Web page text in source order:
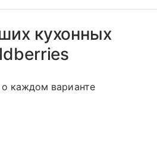
кухонных
каждом варианте